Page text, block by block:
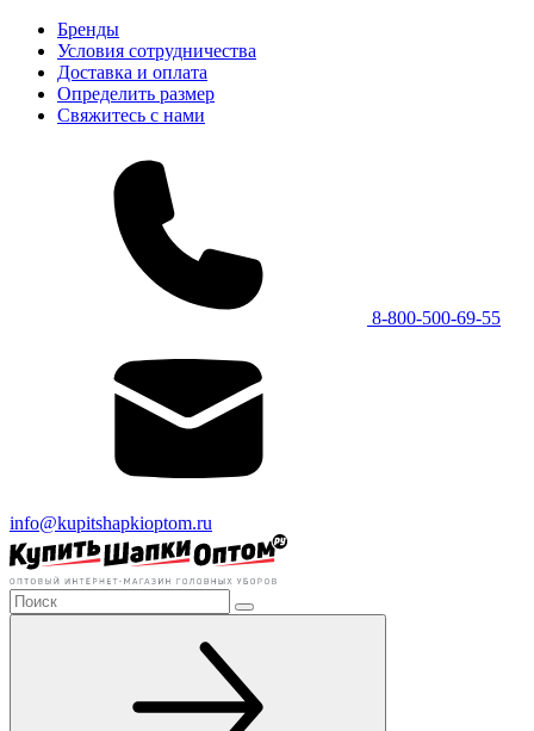
Бренды
Условия сотрудничества
Доставка и оплата
Определить размер
Свяжитесь с нами
8-800-500-69-55
info@kupitshapkioptom.ru